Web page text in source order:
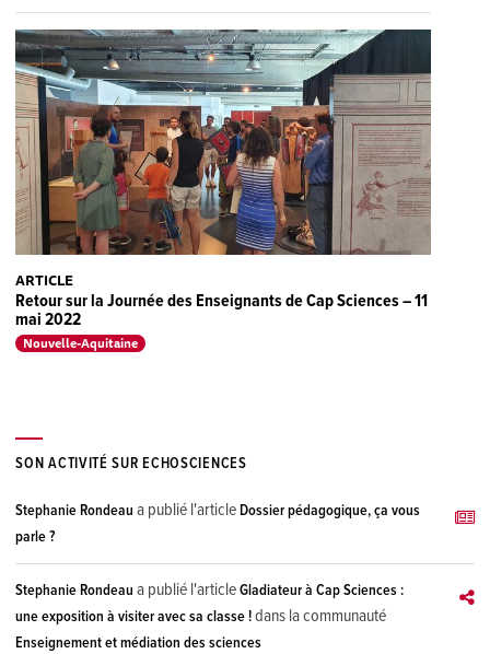
ARTICLE
Retour sur la Journée des Enseignants de Cap Sciences – 11
mai 2022
Nouvelle-Aquitaine
SON ACTIVITÉ SUR ECHOSCIENCES
Stephanie Rondeau a publié l'articleDossier pédagogique, ça vous
parle ?
Stephanie Rondeau a publié l'articleGladiateur à Cap Sciences :
une exposition à visiter avec sa classe !dans la communauté
Enseignement et médiation des sciences